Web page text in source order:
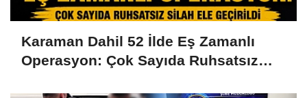
Karaman Dahil 52 İlde Eş Zamanlı
Operasyon: Çok Sayıda Ruhsatsız